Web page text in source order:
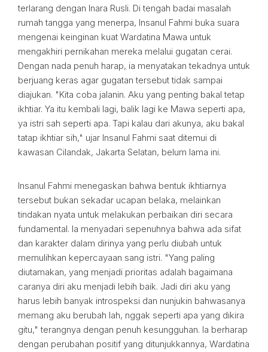
terlarang dengan Inara Rusli. Di tengah badai masalah
rumah tangga yang menerpa, Insanul Fahmi buka suara
mengenai keinginan kuat Wardatina Mawa untuk
mengakhiri pernikahan mereka melalui gugatan cerai.
Dengan nada penuh harap, ia menyatakan tekadnya untuk
berjuang keras agar gugatan tersebut tidak sampai
diajukan. "Kita coba jalanin. Aku yang penting bakal tetap
ikhtiar. Ya itu kembali lagi, balik lagi ke Mawa seperti apa,
ya istri sah seperti apa. Tapi kalau dari akunya, aku bakal
tatap ikhtiar sih," ujar Insanul Fahmi saat ditemui di
kawasan Cilandak, Jakarta Selatan, belum lama ini.
Insanul Fahmi menegaskan bahwa bentuk ikhtiarnya
tersebut bukan sekadar ucapan belaka, melainkan
tindakan nyata untuk melakukan perbaikan diri secara
fundamental. Ia menyadari sepenuhnya bahwa ada sifat
dan karakter dalam dirinya yang perlu diubah untuk
memulihkan kepercayaan sang istri. "Yang paling
diutamakan, yang menjadi prioritas adalah bagaimana
caranya diri aku menjadi lebih baik. Jadi diri aku yang
harus lebih banyak introspeksi dan nunjukin bahwasanya
memang aku berubah lah, nggak seperti apa yang dikira
gitu," terangnya dengan penuh kesungguhan. Ia berharap
dengan perubahan positif yang ditunjukkannya, Wardatina